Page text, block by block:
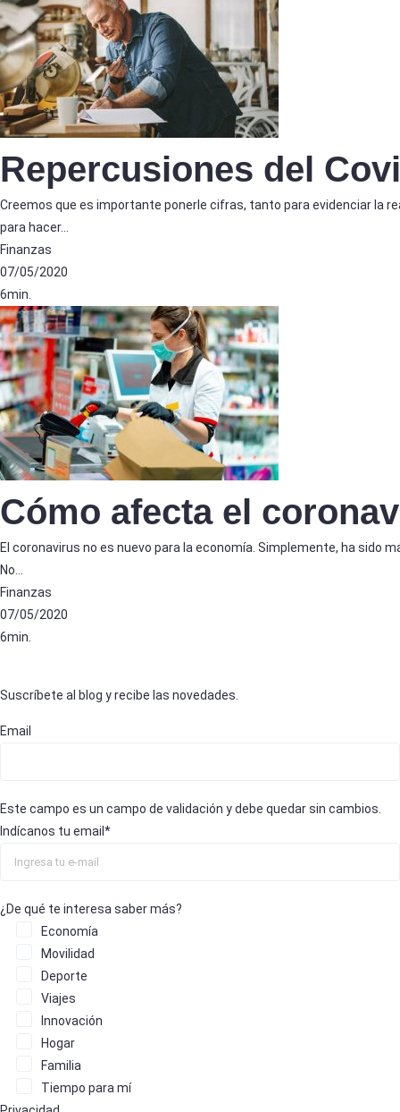
Repercusiones del
Creemos que es importante ponerle cifras, tanto para evidenciar la
para hacer…
Finanzas
07/05/2020
6min.
Cómo afecta el
El coronavirus no es nuevo para la economía. Simplemente, ha sido
No…
Finanzas
07/05/2020
6min.
Suscríbete al blog y recibe las novedades.
Email
Este campo es un campo de validación y debe quedar sin cambios.
Indícanos tu email *
¿De qué te interesa saber más?
Economía
Movilidad
Deporte
Viajes
Innovación
Hogar
Familia
Tiempo para mí